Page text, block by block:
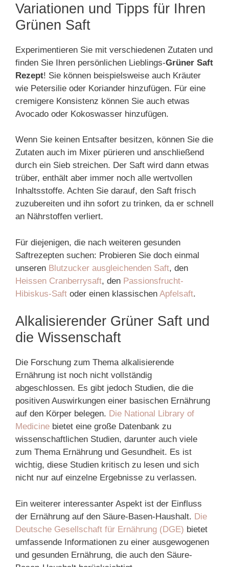
Variationen und Tipps für Ihren
Grünen Saft
Experimentieren Sie mit verschiedenen Zutaten und
finden Sie Ihren persönlichen Lieblings-Grüner Saft
Rezept! Sie können beispielsweise auch Kräuter
wie Petersilie oder Koriander hinzufügen. Für eine
cremigere Konsistenz können Sie auch etwas
Avocado oder Kokoswasser hinzufügen.
Wenn Sie keinen Entsafter besitzen, können Sie die
Zutaten auch im Mixer pürieren und anschließend
durch ein Sieb streichen. Der Saft wird dann etwas
trüber, enthält aber immer noch alle wertvollen
Inhaltsstoffe. Achten Sie darauf, den Saft frisch
zuzubereiten und ihn sofort zu trinken, da er schnell
an Nährstoffen verliert.
Für diejenigen, die nach weiteren gesunden
Saftrezepten suchen: Probieren Sie doch einmal
unseren Blutzucker ausgleichenden Saft, den
Heissen Cranberrysaft, den Passionsfrucht-
Hibiskus-Saft oder einen klassischen Apfelsaft.
Alkalisierender Grüner Saft und
die Wissenschaft
Die Forschung zum Thema alkalisierende
Ernährung ist noch nicht vollständig
abgeschlossen. Es gibt jedoch Studien, die die
positiven Auswirkungen einer basischen Ernährung
auf den Körper belegen. Die National Library of
Medicine bietet eine große Datenbank zu
wissenschaftlichen Studien, darunter auch viele
zum Thema Ernährung und Gesundheit. Es ist
wichtig, diese Studien kritisch zu lesen und sich
nicht nur auf einzelne Ergebnisse zu verlassen.
Ein weiterer interessanter Aspekt ist der Einfluss
der Ernährung auf den Säure-Basen-Haushalt. Die
Deutsche Gesellschaft für Ernährung (DGE) bietet
umfassende Informationen zu einer ausgewogenen
und gesunden Ernährung, die auch den Säure-